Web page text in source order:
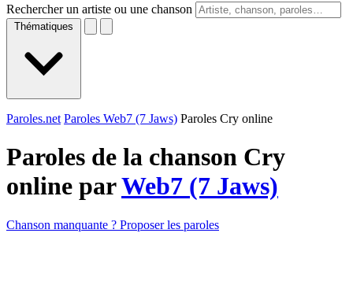
Rechercher un artiste ou une chanson
Thématiques
Paroles.net Paroles Web7 (7 Jaws) Paroles Cry online
Paroles de la chanson Cry
online parWeb7 (7 Jaws)
Chanson manquante ? Proposer les paroles